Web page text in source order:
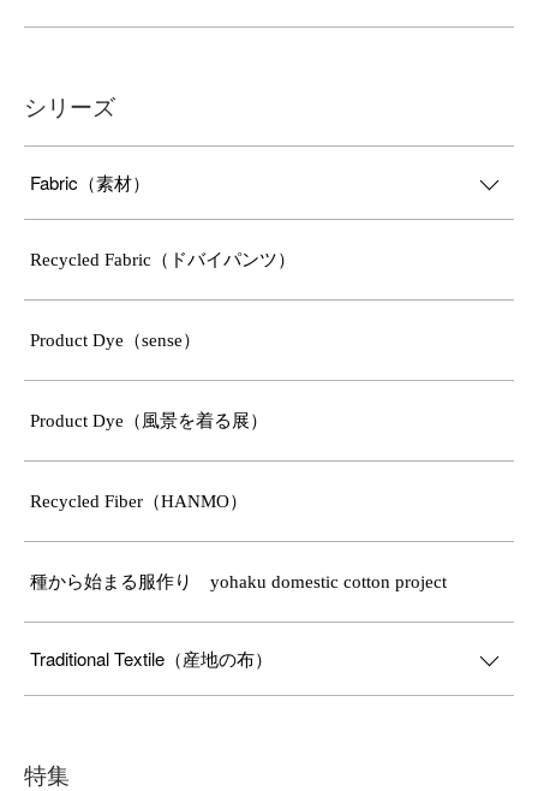
シリーズ
Fabric（素材）
Recycled Fabric（ドバイパンツ）
Product Dye（sense）
Product Dye（風景を着る展）
Recycled Fiber（HANMO）
種から始まる服作り yohaku domestic cotton project
Traditional Textile（産地の布）
特集